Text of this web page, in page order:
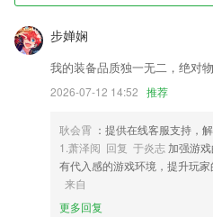
1,实时监控：营造文明和谐新家园
2,CPU降温
3,多种风格贴纸特效，个性十足，由你
4,“经典练习”、“强化训练”、“模拟考
5,【孩子自制能力弱】
6,强调兴趣
伟德最新版本下载软件优势
步婵娴
我的装备品质独一无二，绝对
2026-07-12 14:52 推荐
耿会霄 ：提供在线客服支持，
1.萧泽阅 回复 于炎志 加强游
有代入感的游戏环境，提升玩家
来自
更多回复